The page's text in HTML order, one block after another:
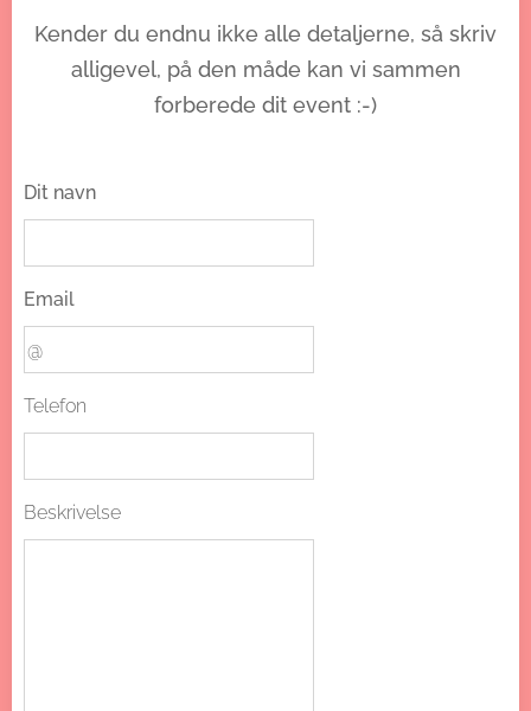
Kender du endnu ikke alle detaljerne, så skriv
alligevel, på den måde kan vi sammen
forberede dit event :-)
Dit navn
Email
Telefon
Beskrivelse